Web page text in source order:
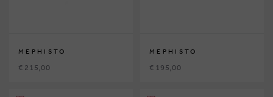
MEPHISTO
€ 215,00
MEPHISTO
€ 195,00